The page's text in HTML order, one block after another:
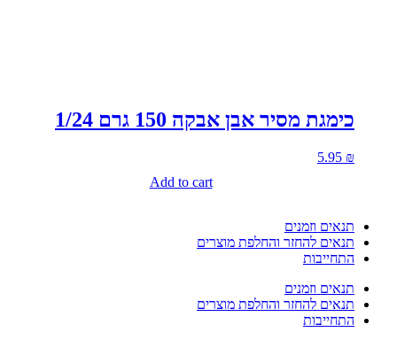
כימגת מסיר אבן אבקה 150 גרם 1/24
5.95 ₪
Add to cart
תנאים וזמנים
תנאים להחזר והחלפת מוצרים
התחייבות
תנאים וזמנים
תנאים להחזר והחלפת מוצרים
התחייבות